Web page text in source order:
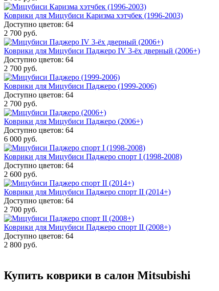
Коврики для Мицубиси Каризма хэтчбек (1996-2003)
Доступно цветов: 64
2 700 руб.
Коврики для Мицубиси Паджеро IV 3-ёх дверный (2006+)
Доступно цветов: 64
2 700 руб.
Коврики для Мицубиси Паджеро (1999-2006)
Доступно цветов: 64
2 700 руб.
Коврики для Мицубиси Паджеро (2006+)
Доступно цветов: 64
6 000 руб.
Коврики для Мицубиси Паджеро спорт I (1998-2008)
Доступно цветов: 64
2 600 руб.
Коврики для Мицубиси Паджеро спорт II (2014+)
Доступно цветов: 64
2 700 руб.
Коврики для Мицубиси Паджеро спорт II (2008+)
Доступно цветов: 64
2 800 руб.
Купить коврики в салон Mitsubishi